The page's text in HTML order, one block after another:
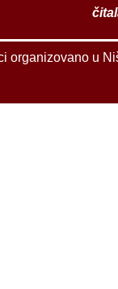
organizovano u